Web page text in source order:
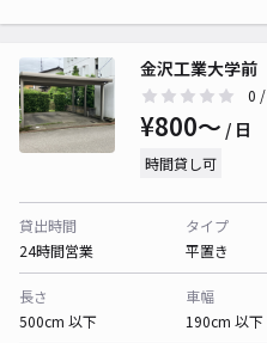
金沢工業大学
0
¥800〜 / 日
時間貸し可
貸出時間
24時間営業
タイプ
平置き
長さ
500cm 以下
車幅
190cm 以下